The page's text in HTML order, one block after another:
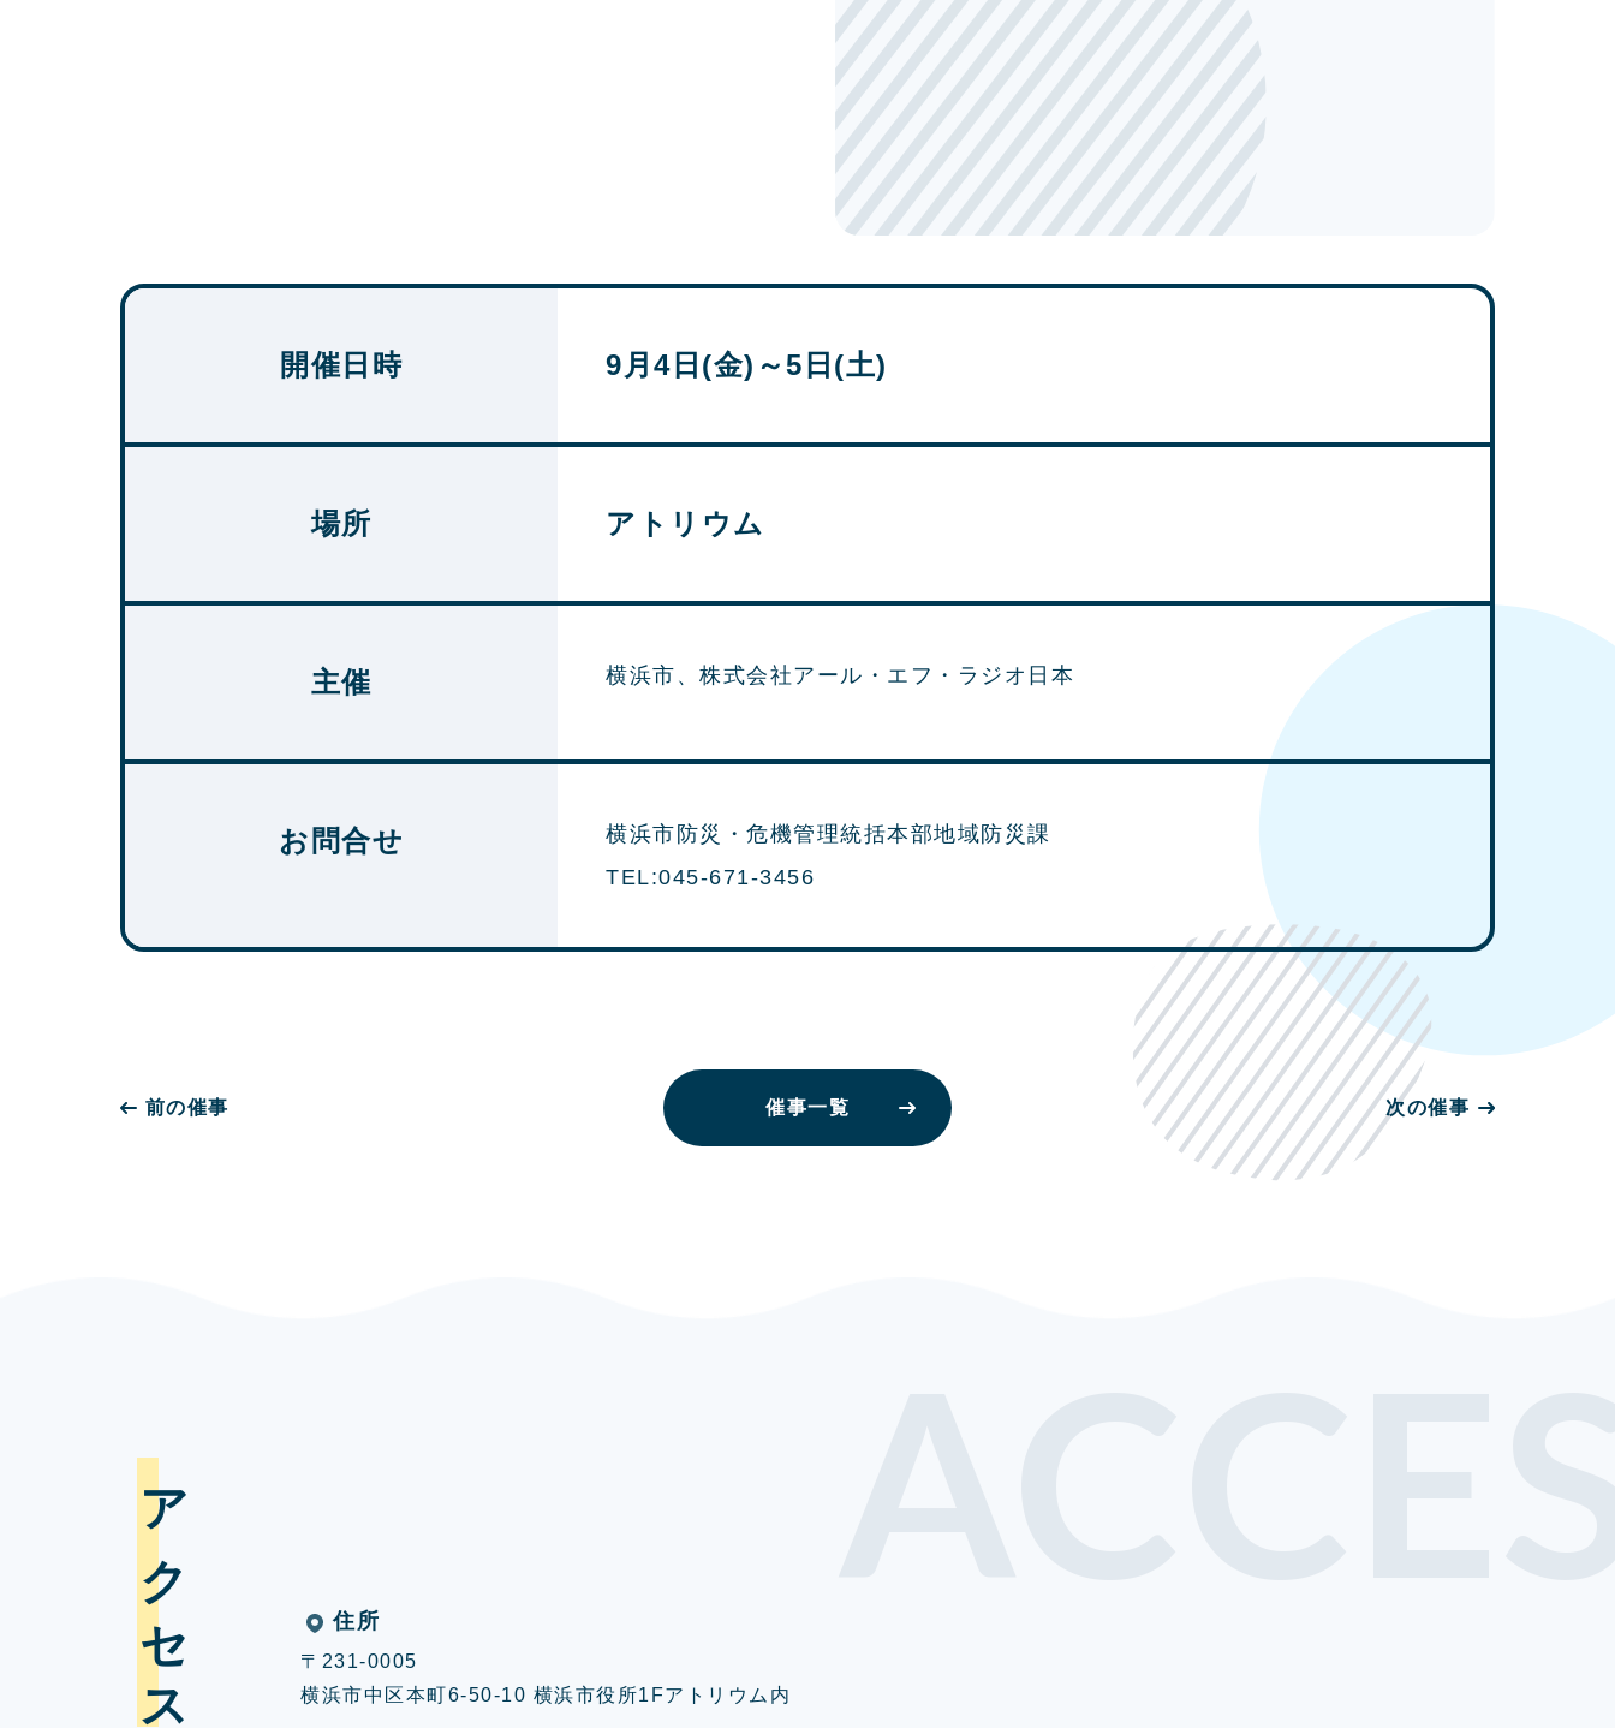
開催日時 9月4日(金)～5日(土)
場所 アトリウム
主催 横浜市、株式会社アール・エフ・ラジオ日本
お問合せ
横浜市防災・危機管理統括本部地域防災課
TEL:045-671-3456
前の催事 次の催事
催事一覧
アクセス 住所
〒231-0005
横浜市中区本町6-50-10 横浜市役所1Fアトリウム内